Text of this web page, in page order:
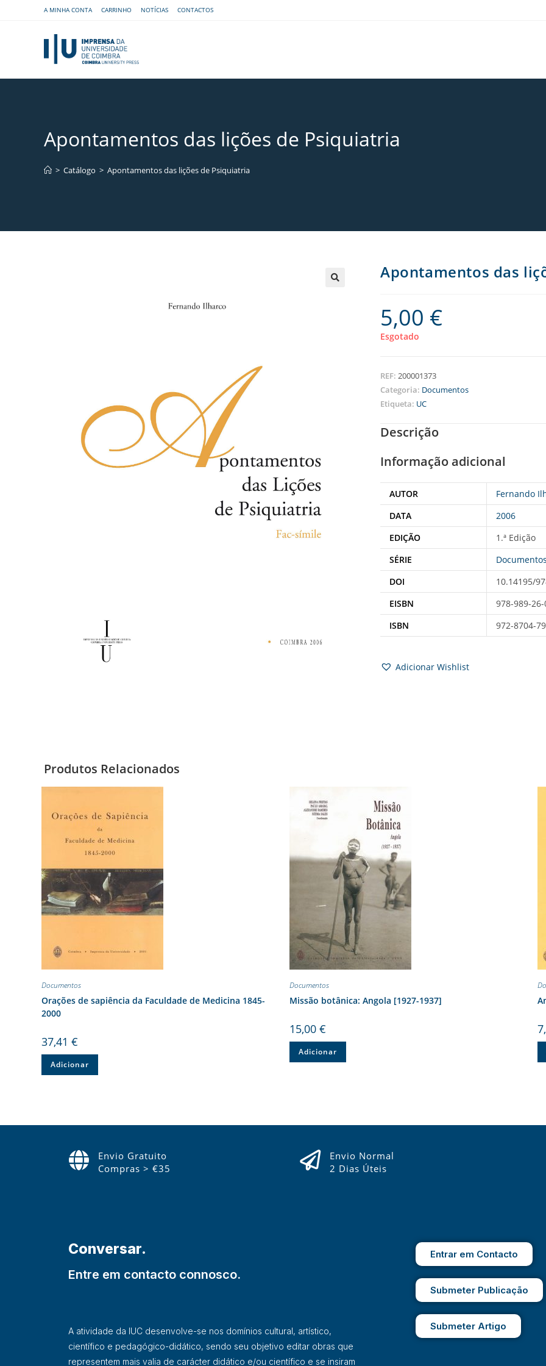
A MINHA CONTA CARRINHO NOTÍCIAS CONTACTOS
Apontamentos das lições de Psiquiatria
> Catálogo > Apontamentos das lições de Psiquiatria
Apontamentos das
5,00 €
Esgotado
REF: 200001373
Categoria: Documentos
Etiqueta: UC
Descrição
Informação adicional
AUTOR
Fernando
DATA
2006
EDIÇÃO
1.ª Edição
SÉRIE
Documentos
DOI
10.14195/
EISBN
978-989-
ISBN
972-8704-
Adicionar Wishlist
Produtos Relacionados
Documentos
Orações de sapiência da Faculdade de Medicina 1845-
2000
37,41€
Adicionar
Documentos
Missão botânica: Angola [1927-1937]
15,00 €
Adicionar
Envio Gratuito
Compras > €35
Envio Normal
2 Dias Úteis
Conversar.
Entre em contacto connosco.
A atividade da IUC desenvolve-se nos domínios cultural, artístico,
científico e pedagógico-didático, sendo seu objetivo editar obras que
representem mais valia de carácter didático e/ou científico e se insiram
Entrar em Contacto
Submeter Publicação
Submeter Artigo